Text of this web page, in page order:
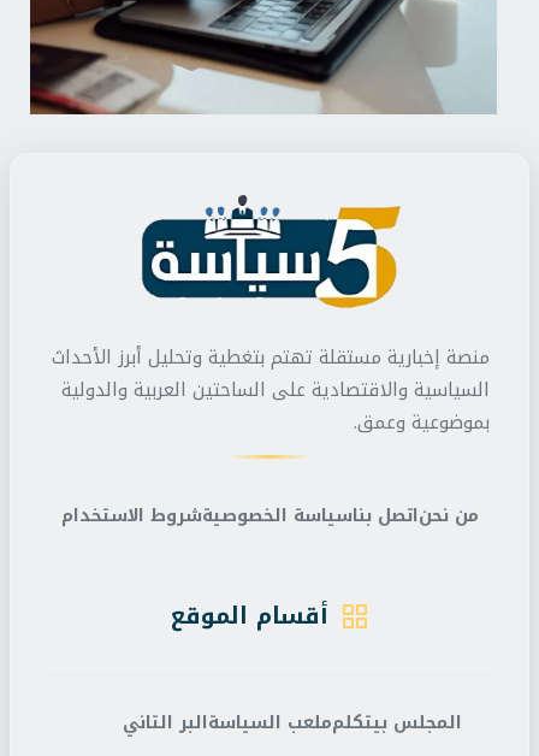
منصة إخبارية مستقلة تهتم بتغطية وتحليل أبرز الأحداث
السياسية والاقتصادية على الساحتين العربية والدولية
بموضوعية وعمق.
من نحناتصل بناسياسة الخصوصيةشروط الاستخدام
أقسام الموقع
المجلس بيتكلمملعب السياسةالبر التاني